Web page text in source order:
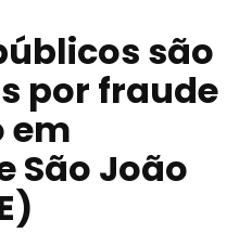
são
por fraude
em
São João